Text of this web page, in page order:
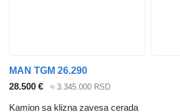
MAN TGM 26.290
28.500 €
≈ 3.345.000 RSD
Kamion sa klizna zavesa cerada